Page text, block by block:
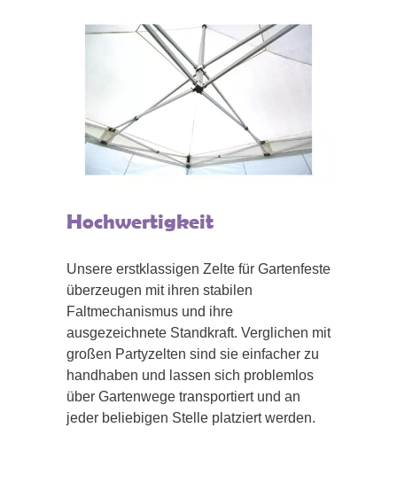
Hochwertigkeit
Unsere erstklassigen Zelte für Gartenfeste
überzeugen mit ihren stabilen
Faltmechanismus und ihre
ausgezeichnete Standkraft. Verglichen mit
großen Partyzelten sind sie einfacher zu
handhaben und lassen sich problemlos
über Gartenwege transportiert und an
jeder beliebigen Stelle platziert werden.